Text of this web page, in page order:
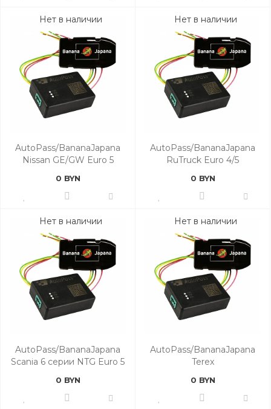
Нет в наличии
AutoPass/BananaJapana
Nissan GE/GW Euro 5
0 BYN
Нет в наличии
AutoPass/BananaJapana
RuTruck Euro 4/5
0 BYN
Нет в наличии
AutoPass/BananaJapana
Scania 6 серии NTG Euro 5
0 BYN
Нет в наличии
AutoPass/BananaJapana
Terex
0 BYN